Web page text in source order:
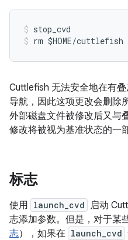
stop_cvd
rm $HOME/cuttlefish
Cuttlefish 无法安全地在有
导航，因此这项更改会删除
外部磁盘文件被修改后又与
修改将被视为基准状态的一
标志
使用 launch_cvd 启动
志添加参数。但是，对于某
志），如果在 launch_cvd